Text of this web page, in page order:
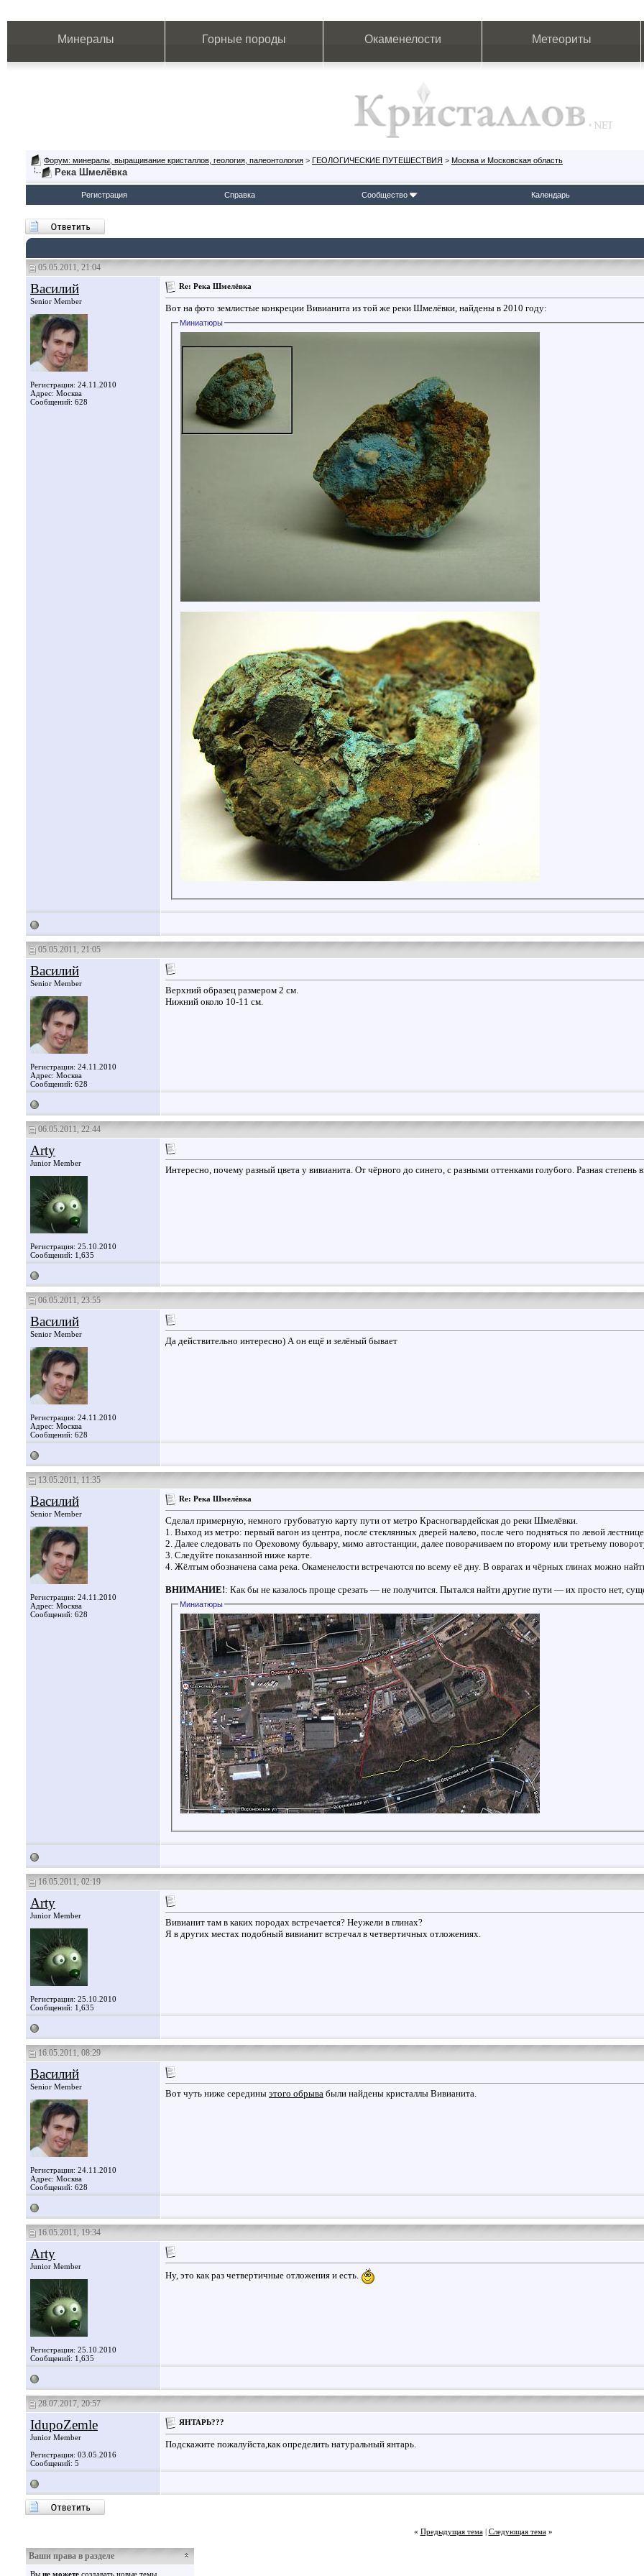
Минералы Горные породы Окаменелости Метеориты
Форум: минералы, выращивание кристаллов, геология, палеонтология > ГЕОЛОГИЧЕСКИЕ ПУТЕШЕСТВИЯ > Москва и Московская область
Река Шмелёвка
Регистрация Справка Сообщество Календарь
05.05.2011, 21:04
Василий
Senior Member
Регистрация: 24.11.2010
Адрес: Москва
Сообщений: 628
Re: Река Шмелёвка
Вот на фото землистые конкреции Вивианита из той же реки Шмелёвки, найдены в 2010 году:
Миниатюры
05.05.2011, 21:05
Василий
Senior Member
Регистрация: 24.11.2010
Адрес: Москва
Сообщений: 628
Верхний образец размером 2 см.
Нижний около 10-11 см.
06.05.2011, 22:44
Arty
Junior Member
Регистрация: 25.10.2010
Сообщений: 1,635
Интересно, почему разный цвета у вивианита. От чёрного до синего, с разными оттенками голубого. Разная степень
06.05.2011, 23:55
Василий
Senior Member
Регистрация: 24.11.2010
Адрес: Москва
Сообщений: 628
Да действительно интересно) А он ещё и зелёный бывает
13.05.2011, 11:35
Василий
Senior Member
Регистрация: 24.11.2010
Адрес: Москва
Сообщений: 628
Re: Река Шмелёвка
Сделал примерную, немного грубоватую карту пути от метро Красногвардейская до реки Шмелёвки.
1. Выход из метро: первый вагон из центра, после стеклянных дверей налево, после чего подняться по левой
2. Далее следовать по Ореховому бульвару, мимо автостанции, далее поворачиваем по второму или третьему
3. Следуйте показанной ниже карте.
4. Жёлтым обозначена сама река. Окаменелости встречаются по всему её дну. В оврагах и чёрных глинах можно
ВНИМАНИЕ!: Как бы не казалось проще срезать — не получится. Пытался найти другие пути — их просто нет,
Миниатюры
16.05.2011, 02:19
Arty
Junior Member
Регистрация: 25.10.2010
Сообщений: 1,635
Вивианит там в каких породах встречается? Неужели в глинах?
Я в других местах подобный вивианит встречал в четвертичных отложениях.
16.05.2011, 08:29
Василий
Senior Member
Регистрация: 24.11.2010
Адрес: Москва
Сообщений: 628
Вот чуть ниже середины этого обрыва были найдены кристаллы Вивианита.
16.05.2011, 19:34
Arty
Junior Member
Регистрация: 25.10.2010
Сообщений: 1,635
Ну, это как раз четвертичные отложения и есть.
28.07.2017, 20:57
IdupoZemle
Junior Member
Регистрация: 03.05.2016
Сообщений: 5
ЯНТАРЬ???
Подскажите пожалуйста,как определить натуральный янтарь.
« Предыдущая тема| Следующая тема »
Ваши права в разделе
Вы не можете создавать новые темы